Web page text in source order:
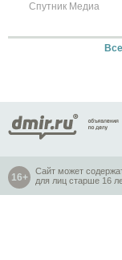
Спутник Медиа
Сайт может
для лиц старше 16